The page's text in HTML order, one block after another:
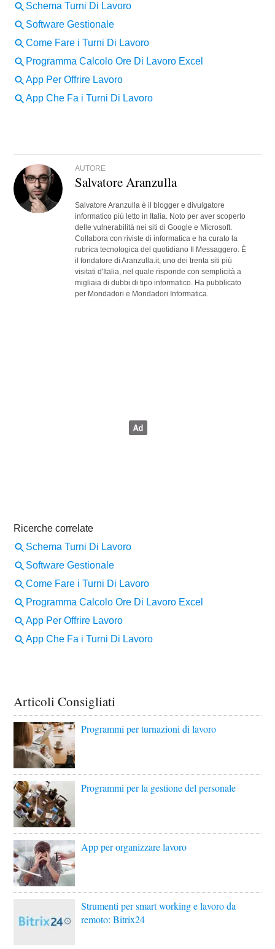
AUTORE
Salvatore Aranzulla
Salvatore Aranzulla è il blogger e divulgatore
informatico più letto in Italia. Noto per aver scoperto
delle vulnerabilità nei siti di Google e Microsoft.
Collabora con riviste di informatica e ha curato la
rubrica tecnologica del quotidiano Il Messaggero. È
il fondatore di Aranzulla.it, uno dei trenta siti più
visitati d'Italia, nel quale risponde con semplicità a
migliaia di dubbi di tipo informatico. Ha pubblicato
per Mondadori e Mondadori Informatica.
Articoli Consigliati
Programmi per turnazioni di lavoro
Programmi per la gestione del personale
App per organizzare lavoro
Strumenti per smart working e lavoro da
remoto: Bitrix24